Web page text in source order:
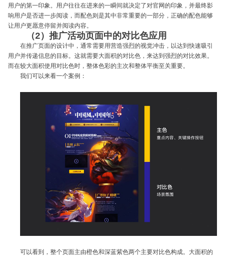
用户的第一印象。用户往往在进来的一瞬间就决定了对官网的印象，并最终影
响用户是否进一步阅读，而配色则是其中非常重要的一部分，正确的配色能够
让用户更愿意停留并阅读内容。
（2）推广活动页面中的对比色应用
在推广页面的设计中，通常需要用营造强烈的视觉冲击，以达到快速吸引
用户并传递信息的目标。这就需要大面积的对比色，来达到强烈的对比效果。
而在较大面积使用对比色时，整体色彩的主次和整体平衡至关重要。
我们可以来看一个案例：
可以看到，整个页面主由橙色和深蓝紫色两个主要对比色构成。大面积的